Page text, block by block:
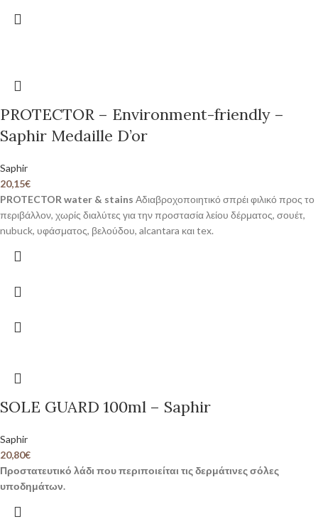
PROTECTOR – Environment-friendly –
Saphir Medaille D’or
Saphir
20,15€
PROTECTOR water & stains Αδιαβροχοποιητικό σπρέι φιλικό προς το
περιβάλλον, χωρίς διαλύτες για την προστασία λείου δέρματος, σουέτ,
nubuck, υφάσματος, βελούδου, alcantara και tex.
SOLE GUARD 100ml – Saphir
Saphir
20,80€
Προστατευτικό λάδι που περιποιείται τις δερμάτινες σόλες
υποδημάτων.